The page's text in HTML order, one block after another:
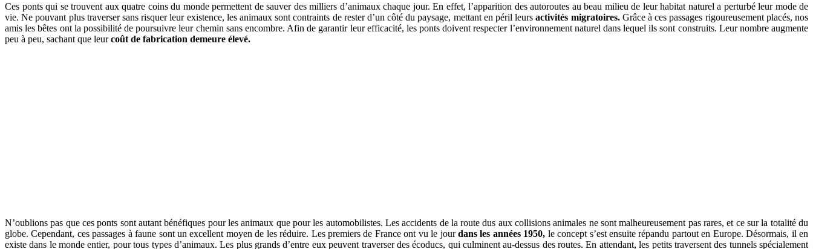
Ces ponts qui se trouvent aux quatre coins du monde permettent de sauver des milliers d’animaux chaque jour. En effet, l’apparition des autoroutes au beau milieu de leur habitat naturel a perturbé leur mode de
vie. Ne pouvant plus traverser sans risquer leur existence, les animaux sont contraints de rester d’un côté du paysage, mettant en péril leursactivités migratoires.Grâce à ces passages rigoureusement placés, nos
amis les bêtes ont la possibilité de poursuivre leur chemin sans encombre. Afin de garantir leur efficacité, les ponts doivent respecter l’environnement naturel dans lequel ils sont construits. Leur nombre augmente
peu à peu, sachant que leurcoût de fabrication demeure élevé.
N’oublions pas que ces ponts sont autant bénéfiques pour les animaux que pour les automobilistes. Les accidents de la route dus aux collisions animales ne sont malheureusement pas rares, et ce sur la totalité du
globe. Cependant, ces passages à faune sont un excellent moyen de les réduire. Les premiers de France ont vu le jourdans les années 1950, le concept s’est ensuite répandu partout en Europe. Désormais, il en
existe dans le monde entier, pour tous types d’animaux. Les plus grands d’entre eux peuvent traverser des écoducs, qui culminent au-dessus des routes. En attendant, les petits traversent des tunnels spécialement